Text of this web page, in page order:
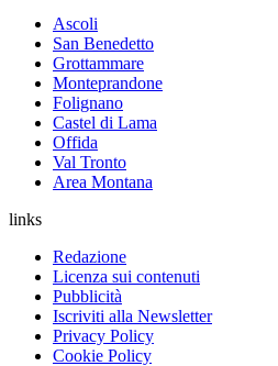
Ascoli
San Benedetto
Grottammare
Monteprandone
Folignano
Castel di Lama
Offida
Val Tronto
Area Montana
links
Redazione
Licenza sui contenuti
Pubblicità
Iscriviti alla Newsletter
Privacy Policy
Cookie Policy